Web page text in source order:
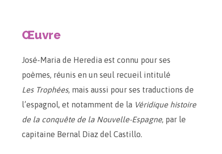
Œuvre
José-Maria de Heredia est connu pour ses
poèmes, réunis en un seul recueil intitulé
Les Trophées, mais aussi pour ses traductions de
l’espagnol, et notamment de la Véridique histoire
de la conquête de la Nouvelle-Espagne, par le
capitaine Bernal Diaz del Castillo.